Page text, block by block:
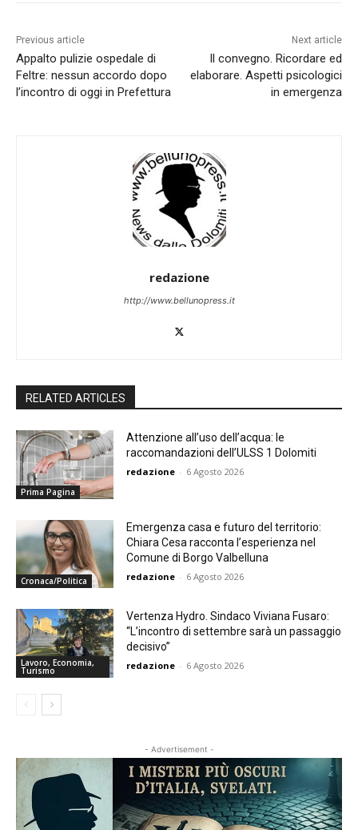
Previous article
Appalto pulizie ospedale di
Feltre: nessun accordo dopo
l’incontro di oggi in Prefettura
Next article
Il convegno. Ricordare ed
elaborare. Aspetti psicologici
in emergenza
redazione
http://www.bellunopress.it
RELATED ARTICLES
Prima Pagina
Attenzione all’uso dell’acqua: le
raccomandazioni dell’ULSS 1 Dolomiti
redazione - 6 Agosto 2026
Cronaca/Politica
Emergenza casa e futuro del territorio:
Chiara Cesa racconta l’esperienza nel
Comune di Borgo Valbelluna
redazione - 6 Agosto 2026
Lavoro, Economia,
Turismo
Vertenza Hydro. Sindaco Viviana Fusaro:
“L’incontro di settembre sarà un passaggio
decisivo”
redazione - 6 Agosto 2026
- Advertisement -